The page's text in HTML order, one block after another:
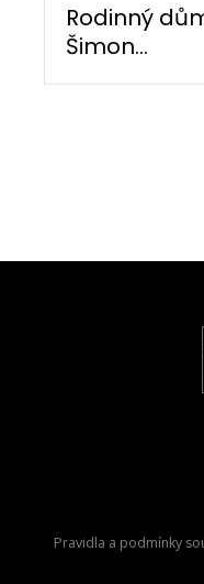
Rodinný
Šimon...
Pravidla a podmínky